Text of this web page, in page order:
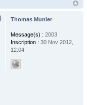
Thomas Munier
Message(s) : 2003
Inscription : 30 Nov 2012,
12:04